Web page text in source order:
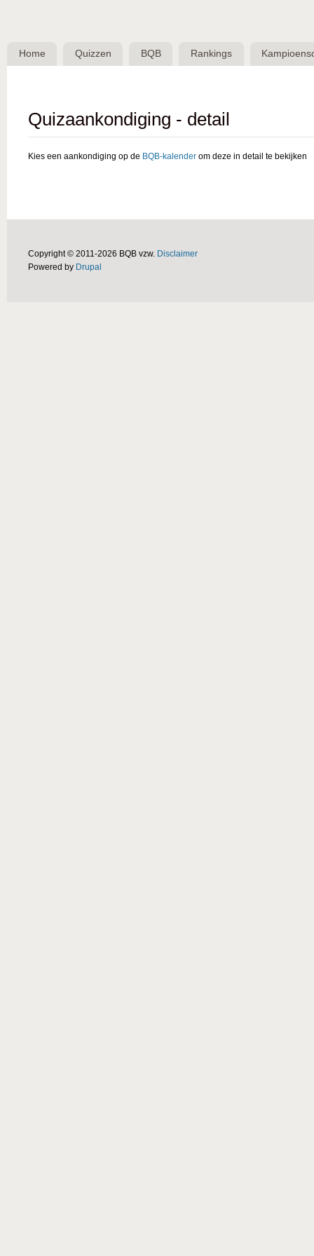
Belgische
QuizBond
Home Quizzen BQB Rankings
Quizaankondiging - detail
Kies een aankondiging op de BQB-kalender om deze in detail te bekijken
Copyright © 2011-2026 BQB vzw. Disclaimer
Powered by Drupal